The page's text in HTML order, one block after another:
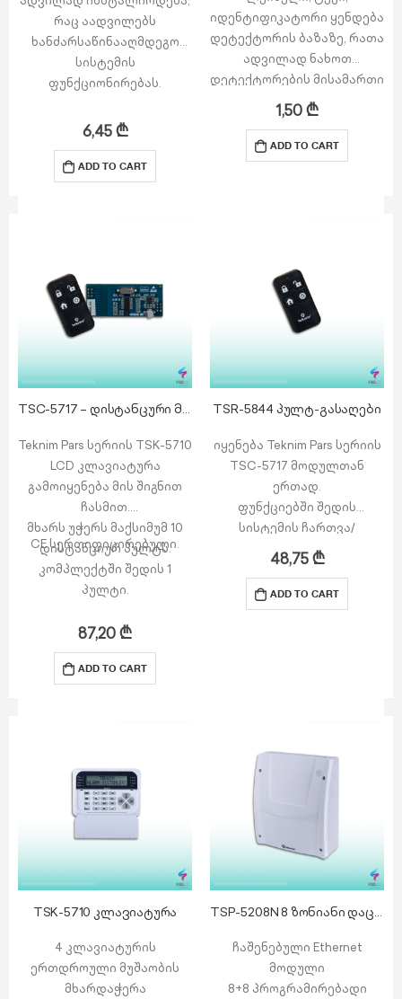
რაც აადვილებს
ხანძარსაწინააღმდეგო
სისტემის
ფუნქციონირებას.
6,45₾
ADD TO CART
იდენტიფიკატორი ყენდება
დეტექტორის ბაზაზე, რათა
ადვილად ნახოთ
დეტექტორების მისამართი
და ინფორმაცია.
1,50₾
ADD TO CART
TSC-5717 – დისტანცური მართვის მოდული პულტ-გასაღებით
Teknim Pars სერიის TSK-5710
LCD კლავიატურა
გამოიყენება მის შიგნით
ჩასმით.
მხარს უჭერს მაქსიმუმ 10
დისტანციურ პულტს.
კომპლექტში შედის 1
პულტი.
CE სერთიფიცირებული.
87,20₾
ADD TO CART
TSR-5844 პულტ-გასაღები
იყენება Teknim Pars სერიის
TSC-5717 მოდულთან
ერთად.
ფუნქციებში შედის
სისტემის ჩართვა/
გამორთვა, სახლის
რეჟიმში ჩართვა, პანიკის
განგაშის გააქტიურება და
PGM-ის კონტროლი.
48,75₾
ADD TO CART
TSK-5710 კლავიატურა
4 კლავიატურის
ერთდროული მუშაობის
მხარდაჭერა
TSP-5208N 8 ზონიანი დაცვის სიგნალიზაციის პანელი
ჩაშენებული Ethernet
მოდული
8+8 პროგრამირებადი